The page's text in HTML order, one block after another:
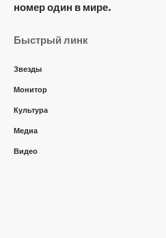
номер один в мире.
Быстрый линк
Звезды
Монитор
Культура
Медиа
Видео